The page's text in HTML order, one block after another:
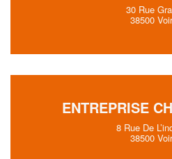
30 Rue
38500
ENTREPRISE
8 Rue De
38500